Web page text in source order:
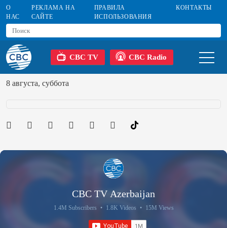
О
НАС
РЕКЛАМА НА
САЙТЕ
ПРАВИЛА
ИСПОЛЬЗОВАНИЯ
КОНТАКТЫ
CBC TV CBC Radio
8 августа, суббота
CBC TV Azerbaijan
1.4M Subscribers • 1.8K Videos • 15M Views